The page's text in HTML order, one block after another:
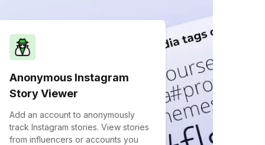
Anonymous Instagram
Story Viewer
Add an account to anonymously
track Instagram stories. View stories
from influencers or accounts you